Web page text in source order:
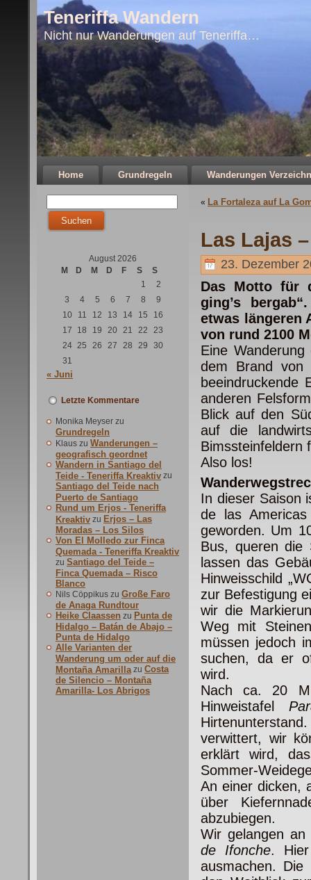
Teneriffa Wandern
Nicht nur Wanderungen auf Teneriffa…
Home Grundregeln Wanderungen
August 2026
M
D M D F S
S
1
2
3
4 5 6 7 8
9
10
11 12 13 14 15
16
17
18 19 20 21 22
23
24 25 26 27 28 29
30
31
« Juni
Letzte Kommentare
Monika Meyser zu
Grundregeln
Klaus zu Wanderungen –
geografisch geordnet
Wandern in Santiago del
Teide - Teneriffa Kreaktiv zu
Santiago del Teide nach
Puerto de Santiago
Rund um Erjos - Teneriffa
Kreaktiv zu Erjos – Las
Moradas – Los Silos
Von El Molledo zur Finca
Quemada - Teneriffa Kreaktiv
zu Santiago del Teide –
Finca Quemada – Risco
Blanco
Nils Cöppikus zu Große Faro
de Anaga Rundtour
Heike Claassen zu Punta de
Hidalgo – Batán de Abajo –
Punta de Hidalgo
Alle Varianten der
Wanderung um oder auf die
Montaña Amarilla zu Costa
de Silencio – Montaña
Amarilla- Los Abrigos
« La Fortaleza auf La
Las Lajas
23. Dezember
Das Motto für
ging’s
etwas längeren
von rund 2100
Eine
dem Brand
beeindruckende
anderen
Blick auf den
auf die
Bimssteinfeldern
Also los!
In dieser Saison
de las
geworden. Um
Bus, queren die
lassen das
Hinweisschild
zur Befestigung
wir die
Weg mit
müssen jedoch
suchen, da er
wird.
Nach ca. 20
Hinweistafel
verwittert, wir
erklärt wird,
Sommer-
An einer dicken,
über
abzubiegen.
Wir gelangen
de
Ifonche. Hier
ausmachen.